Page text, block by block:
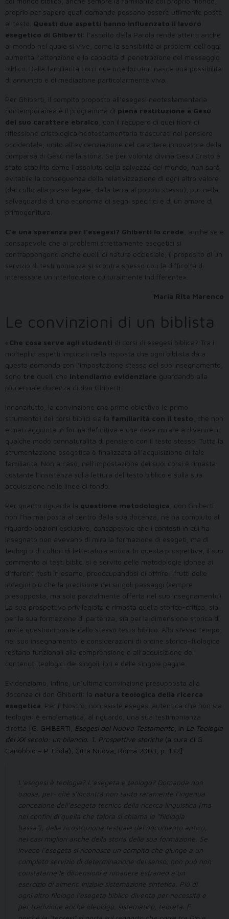
proprio per sapere quali domande possano essere utilmente poste
al testo. Questi due aspetti hanno influenzato il lavoro
esegetico di Ghiberti : l’ascolto della Parola rende attenti anche
al mondo nel quale si vive, come la sensibilità ai problemi dell’oggi
aumenta l’attenzione e la capacità di penetrazione del messaggio
biblico. Dalla familiarità con i due interlocutori nasce una possibilità
di annuncio e di mediazione particolarmente viva.
Per Ghiberti, il compito proposto all’esegesi neotestamentaria
contemporanea è il programma di piena restituzione a Gesù
del suo carattere ebraico , con il recupero di quei filoni di
riflessione cristologica neotestamentaria trascurati nel pensiero
occidentale, unito all’evidenziazione del carattere innovatore della
comparsa di Gesù nella storia. Se per volontà divina Gesù Cristo è
stato stabilito come l’assoluto della salvezza del mondo, non sarà
evitabile la conseguenza della relativizzazione di ogni altro valore
(dal culto alla prassi legale, dalla terra al popolo stesso), pur nella
salvaguardia di una economia di segni specifici e di un amore di
primogenitura.
C’è una speranza per l’esegesi? Ghiberti lo crede , anche se è
consapevole che ai problemi strettamente esegetici si
contrappongono anche quelli di natura ecclesiale; il proposito di un
servizio di testimonianza si scontra spesso con la difficoltà di
interessare un interlocutore culturalmente indifferente».
Maria Rita Marenco
Le convinzioni di un biblista
«Che cosa serve agli studenti di corsi di esegesi biblica? Tra i
molteplici aspetti implicati nella risposta che ogni biblista dà a
questa domanda con l’impostazione stessa del suo insegnamento,
sono tre quelli che intendiamo evidenziare guardando alla
pluriennale docenza di don Ghiberti.
Innanzitutto, la convinzione che primo obiettivo (e primo
strumento) dei corsi biblici sia la familiarità con il testo , che non
è mai raggiunta in forma definitiva e che deve mirare a divenire in
qualche modo connaturalità di pensiero con il testo stesso. Tutta la
strumentazione esegetica è finalizzata all’acquisizione di tale
familiarità. Non a caso, nell’impostazione dei suoi corsi è rimasta
costante l’insistenza sulla lettura del testo biblico e sulla sua
acquisizione nelle linee di fondo.
Per quanto riguarda la questione metodologica , don Ghiberti
non l’ha mai posta al centro della sua docenza, né ha compiuto al
riguardo opzioni esclusive, consapevole che i contesti in cui ha
insegnato non avevano di mira la formazione di esegeti, ma di
teologi o di cultori di letteratura antica. In questa prospettiva, il suo
commento ai testi biblici si è servito delle metodologie idonee ai
differenti testi in esame, preoccupandosi di offrire i frutti delle
indagini più che la precisione dei singoli passaggi (sempre
presupposta, ma solo parzialmente offerta nel suo insegnamento).
La sua prospettiva privilegiata è rimasta quella storico-critica, sia
per la sua formazione di partenza, sia per la dimensione storica di
molte questioni poste dallo stesso testo biblico. Allo stesso tempo,
nel suo insegnamento le considerazioni di ordine storico-filologico
restano funzionali alla comprensione e all’acquisizione dei
contenuti teologici dei singoli libri e delle singole pagine.
Evidenziamo, infine, un’ultima convinzione presupposta alla
docenza di don Ghiberti: la natura teologica della ricerca
esegetica . Per il Nostro, non esiste esegesi autentica che non sia
teologia: è emblematica, al riguardo, una sua testimonianza
diretta [G. GHIBERTI, Esegesi del Nuovo Testamento , in La Teologia
del XX secolo: un bilancio. 1. Prospettive storiche (a cura di G.
Canobbio – P. Coda), Città Nuova, Roma 2003, p. 132].
L’esegesi è teologia? L’esegeta è teologo? Domanda non
oziosa, per- ché s’incontra non tanto raramente l’ingenua
concezione dell’esegeta tecnico della ricerca linguistica (ma
nei confini di quella che talora si chiama la “filologia
bassa”), della ricostruzione testuale del documento antico,
nei casi migliori anche della storia della sua formazione. Se
invece l’esegeta si riconosce un compito che giunge a un
completo servizio di determinazione del senso, non può non
constatarne le dimensioni e rimanere estraneo a un
esercizio di almeno iniziale sistemazione sintetica. Più di
ogni altro filologo l’esegeta biblico diventa per necessità e
per tradizione anche ideologo, sistematico, teoreta. E